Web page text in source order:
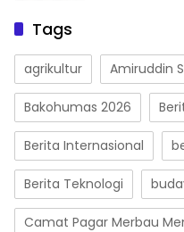
Tags
agrikultur Amiruddin
Bakohumas 2026
Berita Internasional
Berita Teknologi
Camat Pagar Merbau